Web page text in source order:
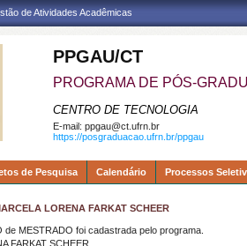
de Atividades Acadêmicas
PPGAU/CT
PROGRAMA DE PÓS-
CENTRO DE TECNOLOGIA
E-mail: ppgau@ct.ufrn.br
https://posgraduacao.ufrn.br/ppgau
de Pesquisa Calendário Processos
LORENA FARKAT SCHEER
MESTRADO foi cadastrada pelo programa.
FARKAT SCHEER